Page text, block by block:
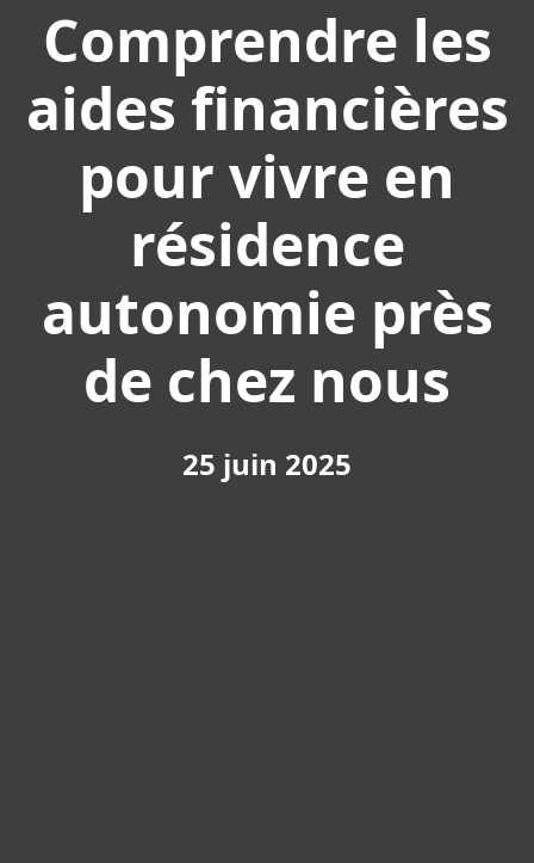
Comprendre les
aides financières
pour vivre en
résidence
autonomie près
de chez nous
25 juin 2025